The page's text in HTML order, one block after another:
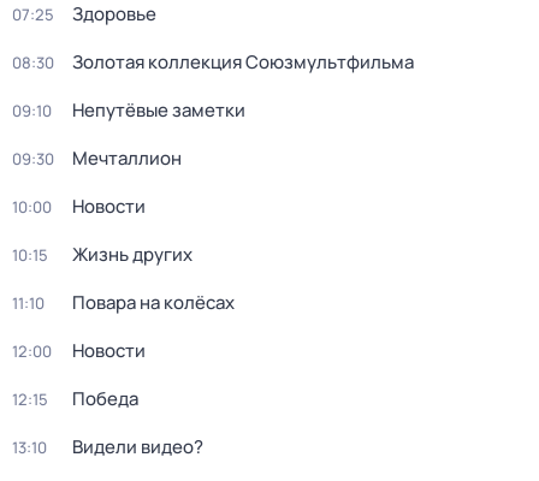
07:25 Здоровье
08:30 Золотая коллекция Союзмультфильма
09:10 Непутёвые заметки
09:30 Мечталлион
10:00 Новости
10:15 Жизнь других
11:10 Повара на колёсах
12:00 Новости
12:15 Победа
13:10 Видели видео?